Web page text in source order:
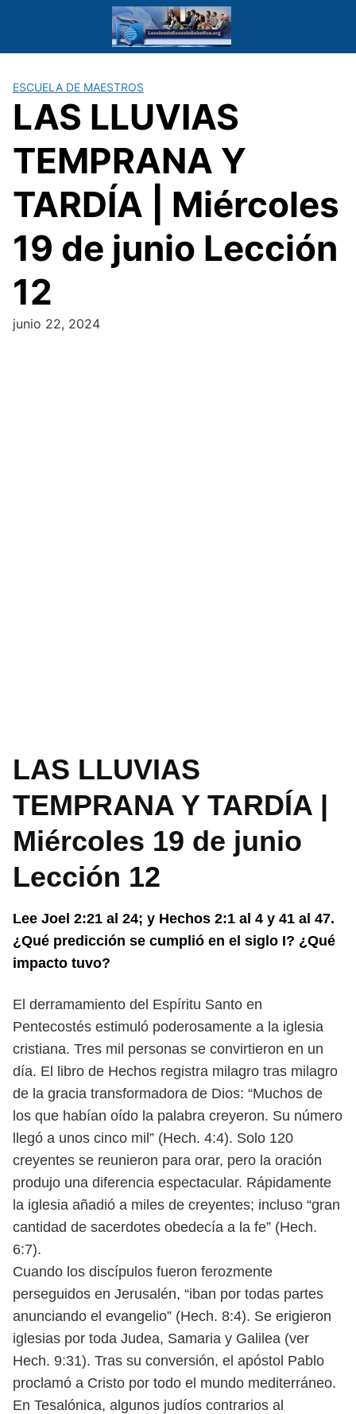
ESCUELA DE MAESTROS
LAS LLUVIAS
TEMPRANA Y
TARDÍA | Miércoles
19 de junio Lección
12
junio 22, 2024
LAS LLUVIAS
TEMPRANA Y TARDÍA |
Miércoles 19 de junio
Lección 12
Lee Joel 2:21 al 24; y Hechos 2:1 al 4 y 41 al 47.
¿Qué predicción se cumplió en el siglo I? ¿Qué
impacto tuvo?
El derramamiento del Espíritu Santo en
Pentecostés estimuló poderosamente a la iglesia
cristiana. Tres mil personas se convirtieron en un
día. El libro de Hechos registra milagro tras milagro
de la gracia transformadora de Dios: “Muchos de
los que habían oído la palabra creyeron. Su número
llegó a unos cinco mil” (Hech. 4:4). Solo 120
creyentes se reunieron para orar, pero la oración
produjo una diferencia espectacular. Rápidamente
la iglesia añadió a miles de creyentes; incluso “gran
cantidad de sacerdotes obedecía a la fe” (Hech.
6:7).
Cuando los discípulos fueron ferozmente
perseguidos en Jerusalén, “iban por todas partes
anunciando el evangelio” (Hech. 8:4). Se erigieron
iglesias por toda Judea, Samaria y Galilea (ver
Hech. 9:31). Tras su conversión, el apóstol Pablo
proclamó a Cristo por todo el mundo mediterráneo.
En Tesalónica, algunos judíos contrarios al